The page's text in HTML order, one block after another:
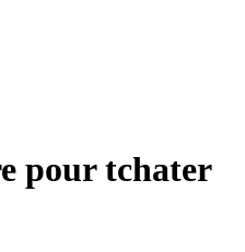
pour tchater